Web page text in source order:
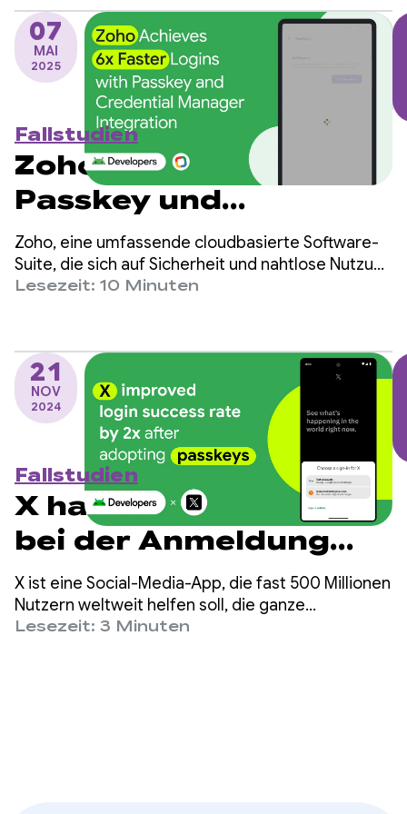
aufrechtzuerhalten.
07
MAI
2025
Fallstudien
Zoho erzielt mit
Passkey und
Credential Manager-
Integration 6-mal
Zoho, eine umfassende cloudbasierte Software-
Suite, die sich auf Sicherheit und nahtlose Nutzung
konzentriert, hat durch die Einführung von
Lesezeit: 10 Minuten
21
NOV
2024
Fallstudien
X hat die Erfolgsrate
bei der Anmeldung
nach der Einführung
von Passkeys
X ist eine Social-Media-App, die fast 500 Millionen
Nutzern weltweit helfen soll, die ganze
Geschichte mit allen Livekommentaren zu
Lesezeit: 3 Minuten